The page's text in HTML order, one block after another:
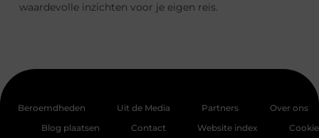
waardevolle inzichten voor je eigen reis.
Beroemdheden Uit de Media Partners
Over ons
Blog plaatsen
Contact Website index